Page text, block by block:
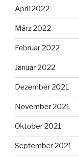
April 2022
März 2022
Februar 2022
Januar 2022
Dezember 2021
November 2021
Oktober 2021
September 2021